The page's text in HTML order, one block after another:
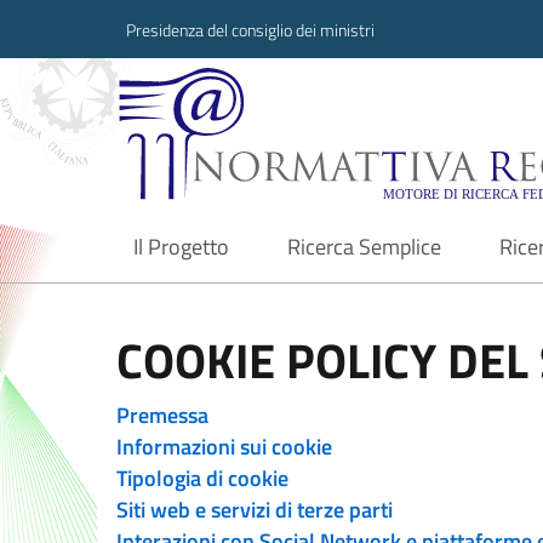
Presidenza del consiglio dei ministri
Normattiva
Il Progetto
current Ricerca Semplice
COOKIE POLICY
Premessa
Informazioni sui cookie
Tipologia di cookie
Siti web e servizi di terze parti